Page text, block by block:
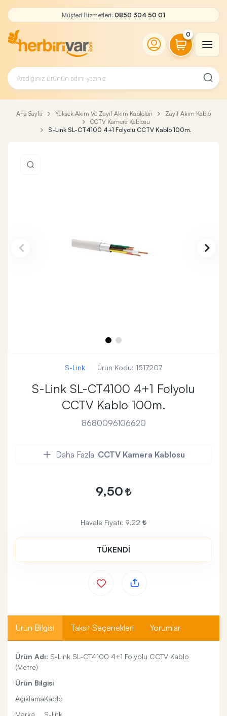
Müşteri Hizmetleri: 0850 304 50 01
0
Ana Sayfa Yüksek Akım Ve Zayıf Akım Kabloları
Zayıf Akım Kablo
CCTV Kamera Kablosu
S-Link SL-CT4100 4+1 Folyolu CCTV Kablo 100m.
S-Link Ürün Kodu: 1517207
S-Link SL-CT4100 4+1 Folyolu
CCTV Kablo 100m.
8680096106620
Daha Fazla CCTV Kamera Kablosu
9,50
Havale Fiyatı: 9,22
TÜKENDİ
Ürün Bilgisi Taksit Seçenekleri Yorumlar
Ürün Adı: S-Link SL-CT4100 4+1 Folyolu CCTV Kablo
(Metre)
Ürün Bilgisi
AçıklamaKablo
Marka
S-link